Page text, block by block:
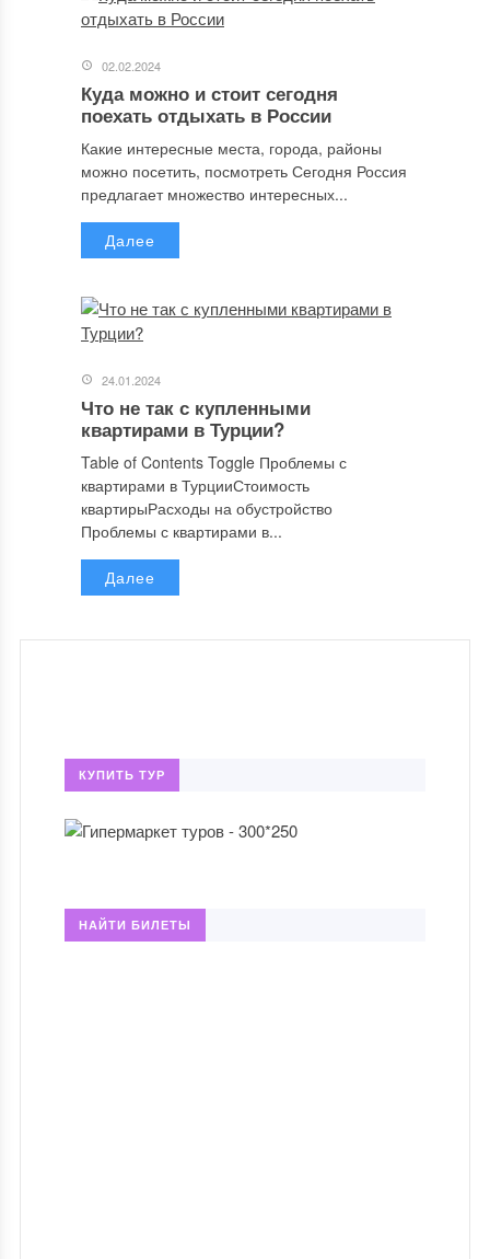
02.02.2024
Куда можно и стоит сегодня
поехать отдыхать в России
Какие интересные места, города, районы
можно посетить, посмотреть Сегодня Россия
предлагает множество интересных...
Далее
24.01.2024
Что не так с купленными
квартирами в Турции?
Table of Contents Toggle Проблемы с
квартирами в ТурцииСтоимость
квартирыРасходы на обустройство
Проблемы с квартирами в...
Далее
КУПИТЬ ТУР
НАЙТИ БИЛЕТЫ